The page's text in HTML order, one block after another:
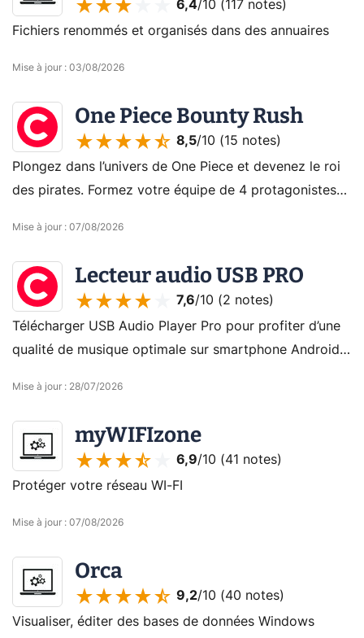
6,4/10 (117 notes)
Fichiers renommés et organisés dans des annuaires
Mise à jour : 03/08/2026
One Piece Bounty Rush
8,5/10 (15 notes)
Plongez dans l’univers de One Piece et devenez le roi
des pirates. Formez votre équipe de 4 protagonistes
Mise à jour : 07/08/2026
Lecteur audio USB PRO
7,6/10 (2 notes)
Télécharger USB Audio Player Pro pour profiter d’une
qualité de musique optimale sur smartphone Android
Mise à jour : 28/07/2026
myWIFIzone
6,9/10 (41 notes)
Protéger votre réseau WI-FI
Mise à jour : 07/08/2026
Orca
9,2/10 (40 notes)
Visualiser, éditer des bases de données Windows